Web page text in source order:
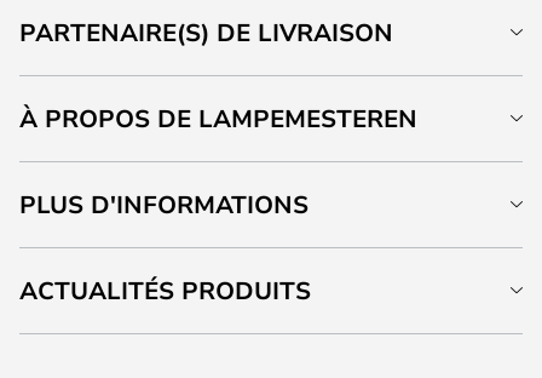
PARTENAIRE(S) DE LIVRAISON
À PROPOS DE LAMPEMESTEREN
PLUS D'INFORMATIONS
ACTUALITÉS PRODUITS